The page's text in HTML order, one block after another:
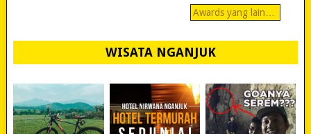
Awards yang lain…
WISATA NGANJUK